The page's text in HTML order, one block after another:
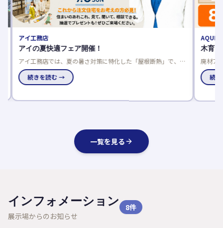
アイ工務店
アイの夏快適フェア開催！
アイ工務店では、夏の暑さ対策に特化した「屋根断熱」で、数
値だけでは分からない本当の涼しさをモデルハウスで体感でき
るフェアを開催中です。
続きを読む →
AQURA
木育フ
廃材ア
国のア
究にも
続き
一覧を見る
インフォメーション
展示場からのお知らせ
8件